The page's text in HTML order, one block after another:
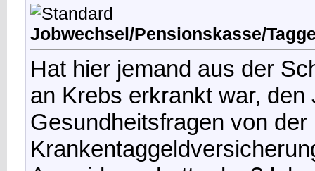
Jobwechsel/Pensionskasse/
Hat hier jemand aus der
an Krebs erkrankt war,
Gesundheitsfragen von